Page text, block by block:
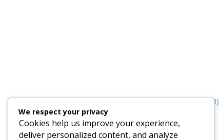
Termeni, Condiții & Protecția Datelor (GDPR)
We respect your privacy
Cookies help us improve your experience,
deliver personalized content, and analyze